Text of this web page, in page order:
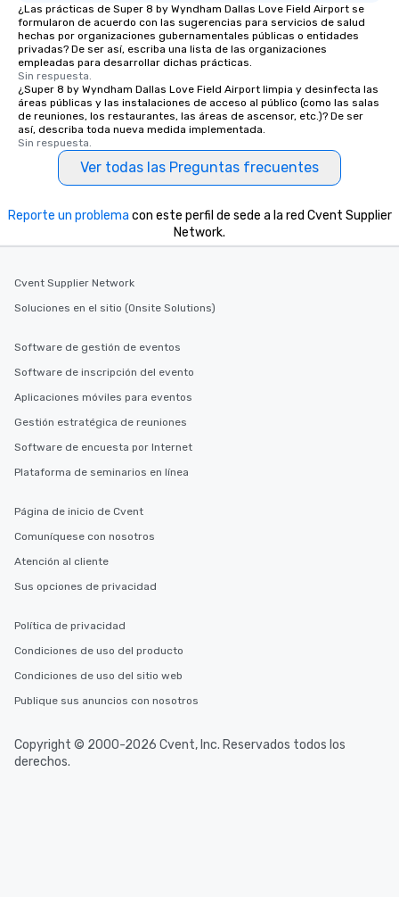
¿Las prácticas de Super 8 by Wyndham Dallas Love Field Airport se
formularon de acuerdo con las sugerencias para servicios de salud
hechas por organizaciones gubernamentales públicas o entidades
privadas? De ser así, escriba una lista de las organizaciones
empleadas para desarrollar dichas prácticas.
Sin respuesta.
¿Super 8 by Wyndham Dallas Love Field Airport limpia y desinfecta las
áreas públicas y las instalaciones de acceso al público (como las salas
de reuniones, los restaurantes, las áreas de ascensor, etc.)? De ser
así, describa toda nueva medida implementada.
Sin respuesta.
Ver todas las Preguntas frecuentes
Reporte un problema con este perfil de sede a la red Cvent Supplier
Network.
Cvent Supplier Network
Soluciones en el sitio (Onsite Solutions)
Software de gestión de eventos
Software de inscripción del evento
Aplicaciones móviles para eventos
Gestión estratégica de reuniones
Software de encuesta por Internet
Plataforma de seminarios en línea
Página de inicio de Cvent
Comuníquese con nosotros
Atención al cliente
Sus opciones de privacidad
Política de privacidad
Condiciones de uso del producto
Condiciones de uso del sitio web
Publique sus anuncios con nosotros
Copyright © 2000-2026 Cvent, Inc. Reservados todos los
derechos.